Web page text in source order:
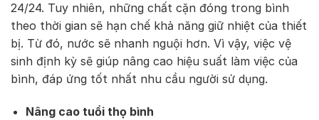
24/24. Tuy nhiên, những chất cặn đóng trong bình
theo thời gian sẽ hạn chế khả năng giữ nhiệt của thiết
bị. Từ đó, nước sẽ nhanh nguội hơn. Vì vậy, việc vệ
sinh định kỳ sẽ giúp nâng cao hiệu suất làm việc của
bình, đáp ứng tốt nhất nhu cầu người sử dụng.
Nâng cao tuổi thọ bình